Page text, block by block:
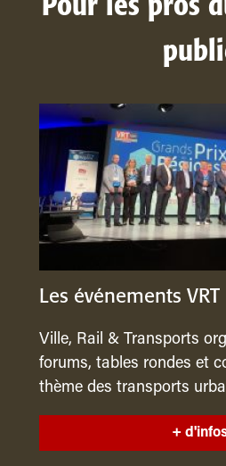
Pour les pros
Les événements VRT
Ville, Rail & Transports
forums, tables rondes et
thème des transports
+